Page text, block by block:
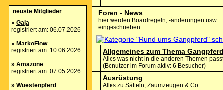
neuste Mitglieder
» Gaja
registriert am: 06.07.2026
» MarkoFlow
registriert am: 10.06.2026
» Amazone
registriert am: 07.05.2026
» Wuestenpferd
Foren - News
hier werden Boardregeln, -änderungen usw.
eingeschrieben
Allgemeines zum Thema Gangpferd
Alles was nicht in die anderen Themen passt
(Benutzer im Forum aktiv: 6 Besucher)
Ausrüstung
Alles zu Sätteln, Zaumzeugen & Co.